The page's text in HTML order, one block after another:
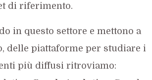
di riferimento.
in questo settore e mettono a
delle piattaforme per studiare i
più diffusi ritroviamo: